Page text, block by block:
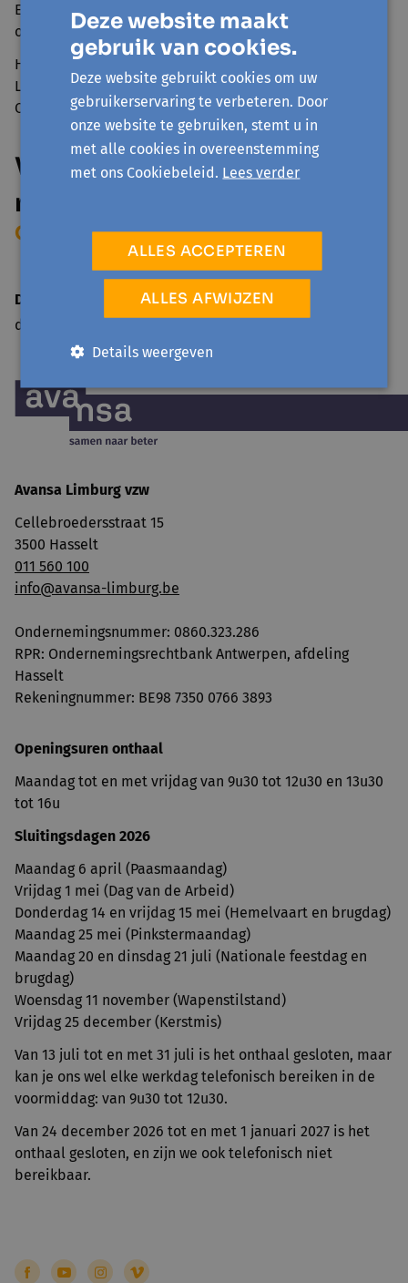
Een uitgebreid overzicht van alle maatregelen lees je in
onze
FAQ.
Heb je vragen over de corona-maatregelen bij Avansa
Limburg? Dan mag je contact opnemen met Greet of
Carine. Zij helpen je graag verder.
Vragen over de corona-
maatregelen?
Contacteer onze medewerkers
Datum bericht
di 31 augustus '21
Avansa Limburg vzw
Cellebroedersstraat 15
3500 Hasselt
011 560 100
info@avansa-limburg.be
Ondernemingsnummer: ​0860.323.286
RPR: Ondernemingsrechtbank Antwerpen, afdeling
Hasselt
Rekeningnummer: BE98 7350 0766 3893
Openingsuren onthaal
Maandag tot en met vrijdag van 9u30 tot 12u30 en 13u30
tot 16u
Sluitingsdagen 2026
Maandag 6 april (Paasmaandag)
Vrijdag 1 mei (Dag van de Arbeid)
Donderdag 14 en vrijdag 15 mei (Hemelvaart en brugdag)
Maandag 25 mei (Pinkstermaandag)
Maandag 20 en dinsdag 21 juli (Nationale feestdag en
brugdag)
Woensdag 11 november (Wapenstilstand)
Vrijdag 25 december (Kerstmis)
Van 13 juli tot en met 31 juli is het onthaal gesloten, maar
kan je ons wel elke werkdag telefonisch bereiken in de
voormiddag: van 9u30 tot 12u30.
Van 24 december 2026 tot en met 1 januari 2027 is het
onthaal gesloten, en zijn we ook telefonisch niet
bereikbaar.
Deze website maakt
gebruik van cookies.
Deze website gebruikt cookies om uw
gebruikerservaring te verbeteren. Door
onze website te gebruiken, stemt u in
met alle cookies in overeenstemming
met ons Cookiebeleid. Lees verder
ALLES ACCEPTEREN
ALLES AFWIJZEN
Details weergeven